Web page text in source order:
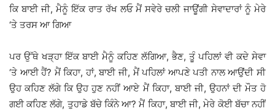
ਕਿ ਬਾਈ ਜੀ, ਮੈਨੂੰ ਇੱਕ ਰਾਤ ਰੱਖ ਲਓ ਮੈਂ ਸਵੇਰੇ ਚਲੀ ਜਾਊਂਗੀ ਸੇਵਾਦਾਰਾਂ ਨੂੰ ਮੇਰੇ
‘ਤੇ ਤਰਸ ਆ ਗਿਆ
ਪਰ ਉੱਥੇ ਖੜ੍ਹਾ ਇੱਕ ਬਾਈ ਮੈਨੂੰ ਕਹਿਣ ਲੱਗਿਆ, ਭੈਣ, ਤੂੰ ਪਹਿਲਾਂ ਵੀ ਕਦੇ ਸੇਵਾ
‘ਤੇ ਆਈ ਹੈਂ? ਮੈਂ ਕਿਹਾ, ਹਾਂ, ਬਾਈ ਜੀ, ਮੈਂ ਪਹਿਲਾਂ ਆਪਣੇ ਪਤੀ ਨਾਲ ਆਉਂਦੀ ਸੀ
ਉਹ ਕਹਿਣ ਲੱਗੇ ਕਿ ਉਹ ਹੁਣ ਨਹੀਂ ਆਏ ਮੈਂ ਕਿਹਾ, ਬਾਈ ਜੀ, ਉਹਨਾਂ ਦੀ ਮੌਤ ਹੋ
ਗਈ ਕਹਿਣ ਲੱਗੇ, ਤੁਹਾਡੇ ਬੱਚੇ ਕਿੰਨੇ ਆ? ਮੈਂ ਕਿਹਾ, ਬਾਈ ਜੀ, ਮੇਰੇ ਕੋਈ ਬੱਚਾ ਨਹੀਂ